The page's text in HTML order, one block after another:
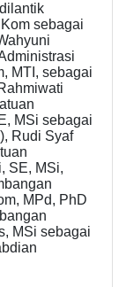
sebagai
MTI, sebagai
MSi sebagai
Rudi Syaf
SE, MSi,
MPd, PhD
MSi sebagai